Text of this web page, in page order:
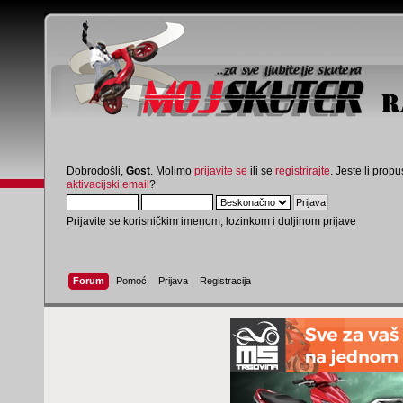
Dobrodošli, Gost . Molimo prijavite se ili se registrirajte . Jeste li
aktivacijski email?
Prijavite se korisničkim imenom, lozinkom i duljinom prijave
Forum Pomoć Prijava Registracija